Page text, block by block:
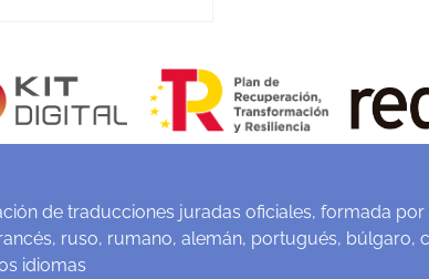
de traducciones juradas oficiales, formada
ruso, rumano, alemán, portugués, búlgaro,
idiomas